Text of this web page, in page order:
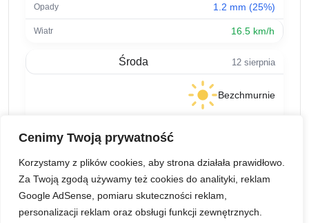
Cenimy Twoją prywatność
Korzystamy z plików cookies, aby strona działała prawidłowo.
Za Twoją zgodą używamy też cookies do analityki, reklam
Google AdSense, pomiaru skuteczności reklam,
personalizacji reklam oraz obsługi funkcji zewnętrznych.
1.2 mm (25%)
16.5 km/h
Środa 12 sierpnia
Bezchmurnie
0 mm (11%)